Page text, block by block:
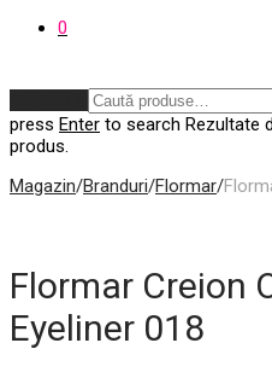
0
press Enter to search Rezultate
produs.
Magazin/Branduri/Flormar/
Flormar Creion
Eyeliner 018